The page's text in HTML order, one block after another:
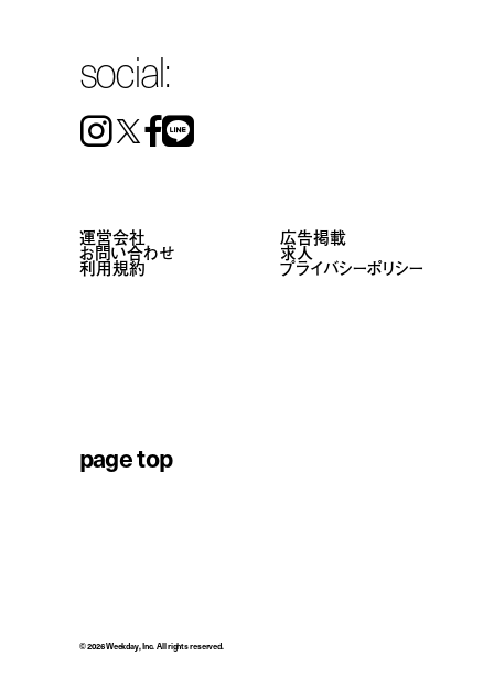
social:
Instagram FacebookLine
運営会社 広告掲載
お問い合わせ 求人
利用規約 プライバシーポリシー
page top
© 2026 Weekday, Inc. All rights reserved.